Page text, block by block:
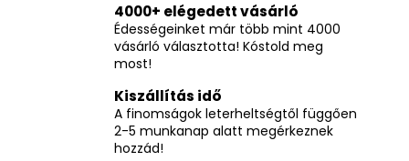
4000+ elégedett vásárló
Édességeinket már több mint 4000
vásárló választotta! Kóstold meg
most!
Kiszállítás idő
A finomságok leterheltségtől függően
2-5 munkanap alatt megérkeznek
hozzád!